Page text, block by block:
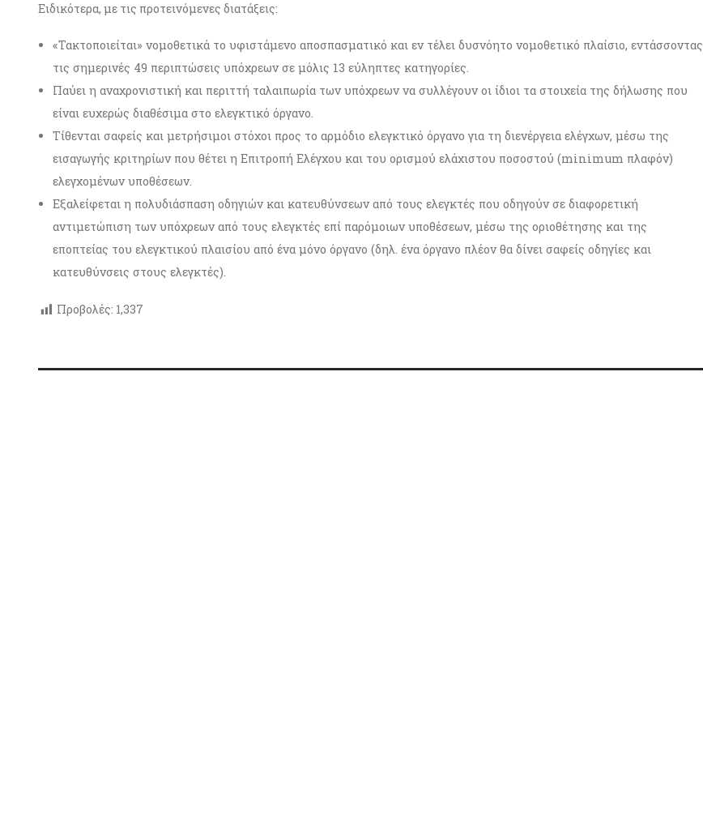
Ειδικότερα, με τις προτεινόμενες διατάξεις:
«Τακτοποιείται» νομοθετικά το υφιστάμενο αποσπασματικό και εν τέλει δυσνόητο νομοθετικό πλαίσιο, εντάσσοντας
τις σημερινές 49 περιπτώσεις υπόχρεων σε μόλις 13 εύληπτες κατηγορίες.
Παύει η αναχρονιστική και περιττή ταλαιπωρία των υπόχρεων να συλλέγουν οι ίδιοι τα στοιχεία της δήλωσης που
είναι ευχερώς διαθέσιμα στο ελεγκτικό όργανο.
Τίθενται σαφείς και μετρήσιμοι στόχοι προς το αρμόδιο ελεγκτικό όργανο για τη διενέργεια ελέγχων, μέσω της
εισαγωγής κριτηρίων που θέτει η Επιτροπή Ελέγχου και του ορισμού ελάχιστου ποσοστού (minimum πλαφόν)
ελεγχομένων υποθέσεων.
Εξαλείφεται η πολυδιάσπαση οδηγιών και κατευθύνσεων από τους ελεγκτές που οδηγούν σε διαφορετική
αντιμετώπιση των υπόχρεων από τους ελεγκτές επί παρόμοιων υποθέσεων, μέσω της οριοθέτησης και της
εποπτείας του ελεγκτικού πλαισίου από ένα μόνο όργανο (δηλ. ένα όργανο πλέον θα δίνει σαφείς οδηγίες και
κατευθύνσεις στους ελεγκτές).
Προβολές: 1,337